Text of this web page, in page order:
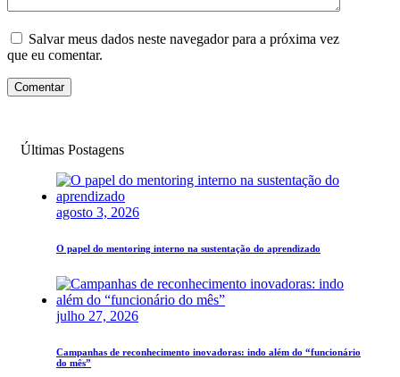
Salvar meus dados neste navegador para a próxima vez
que eu comentar.
Comentar
Últimas Postagens
agosto 3, 2026
O papel do mentoring interno na sustentação do aprendizado
julho 27, 2026
Campanhas de reconhecimento inovadoras: indo além do “funcionário
do mês”